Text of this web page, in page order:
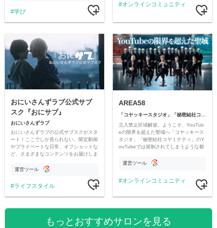
学び
オンラインコミュニティ
おにいさんずラブ公式サブ
スク『おにサブ』
おにいさんずラブ
おにいさんずラブの公式サブスクがスタ
ート！ここでしか見られない、限定動画
やプライベートな日常、オフショットな
ど、さまざまなコンテンツをお届けしま
運営ツール
ライフスタイル
AREA58
立入禁止区域解放。ようこそ、YouTub
eの限界を超えた聖域へ「コヤッキース
タジオ」「秘密結社コヤミナティ」のY
ouTubeでは規制されてしまうような都
公開。
運営ツール
オンラインコミュニティ
もっとおすすめサロンを見る